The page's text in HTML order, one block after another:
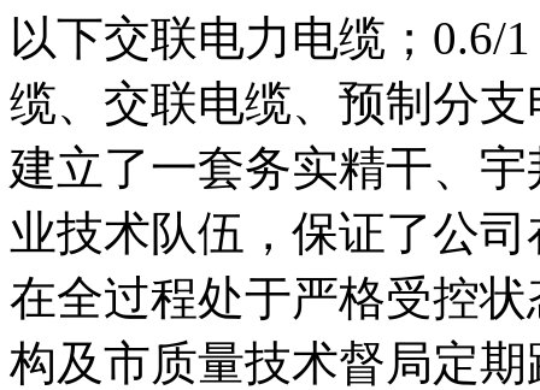
以下交联电力电缆；0.6/
缆、交联电缆、预制分
建立了一套务实精干、
业技术队伍，保证了公
在全过程处于严格受控
构及市质量技术督局定